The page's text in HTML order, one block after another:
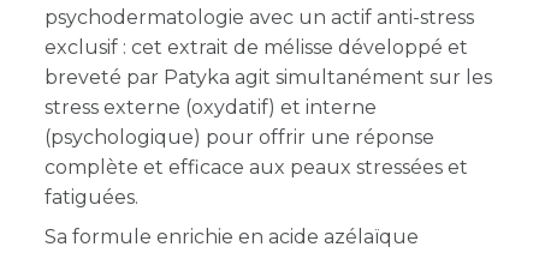
psychodermatologie avec un actif anti-stress
exclusif : cet extrait de mélisse développé et
breveté par Patyka agit simultanément sur les
stress externe (oxydatif) et interne
(psychologique) pour offrir une réponse
complète et efficace aux peaux stressées et
fatiguées.
Sa formule enrichie en acide azélaïque